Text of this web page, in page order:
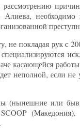
Алиева, необходимо
не покладая рук с
касающейся
неполной, если не
(нынешние или